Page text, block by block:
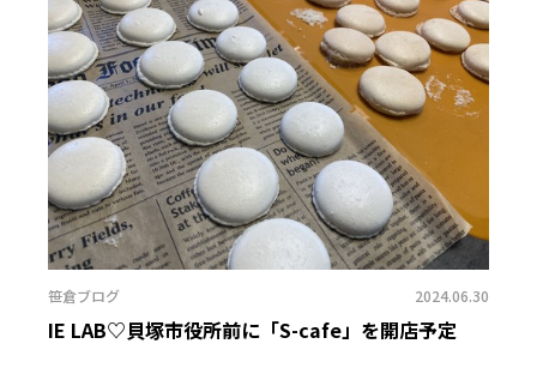
笹倉ブログ 2024.06.30
IE LAB♡貝塚市役所前に「S-cafe」を開店予定